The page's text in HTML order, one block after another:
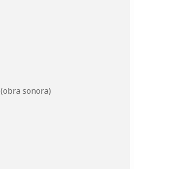
(obra sonora)